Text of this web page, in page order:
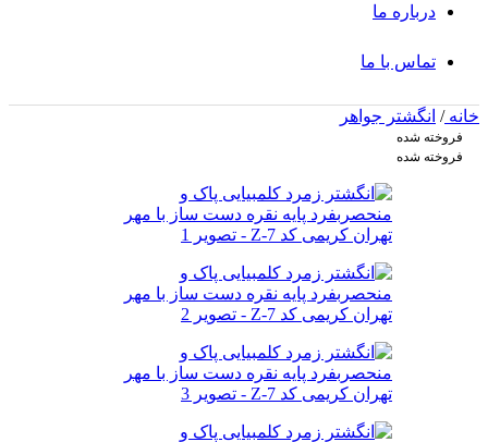
درباره ما
تماس با ما
خانه/ انگشتر جواهر
فروخته شده
فروخته شده